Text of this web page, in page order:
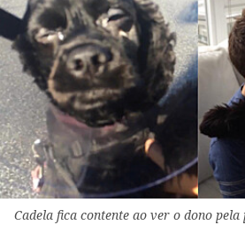
Cadela fica contente ao ver o dono